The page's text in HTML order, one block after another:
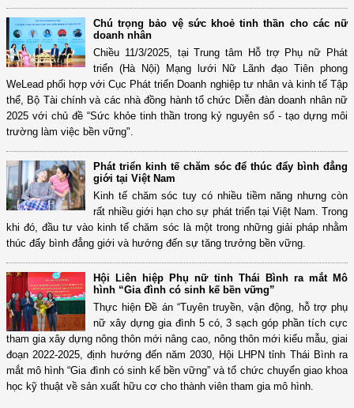
Chú trọng bảo vệ sức khoẻ tinh thần cho các nữ
doanh nhân
Chiều 11/3/2025, tại Trung tâm Hỗ trợ Phụ nữ Phát
triển (Hà Nội) Mạng lưới Nữ Lãnh đạo Tiên phong
WeLead phối hợp với Cục Phát triển Doanh nghiệp tư nhân và kinh tế Tập
thể, Bộ Tài chính và các nhà đồng hành tổ chức Diễn đàn doanh nhân nữ
2025 với chủ đề “Sức khỏe tinh thần trong kỷ nguyên số - tạo dựng môi
trường làm việc bền vững".
Phát triển kinh tế chăm sóc để thúc đẩy bình đẳng
giới tại Việt Nam
Kinh tế chăm sóc tuy có nhiều tiềm năng nhưng còn
rất nhiều giới hạn cho sự phát triển tại Việt Nam. Trong
khi đó, đầu tư vào kinh tế chăm sóc là một trong những giải pháp nhằm
thúc đẩy bình đẳng giới và hướng đến sự tăng trưởng bền vững.
Hội Liên hiệp Phụ nữ tỉnh Thái Bình ra mắt Mô
hình “Gia đình có sinh kế bền vững”
Thực hiện Đề án “Tuyên truyền, vận động, hỗ trợ phụ
nữ xây dựng gia đình 5 có, 3 sạch góp phần tích cực
tham gia xây dựng nông thôn mới nâng cao, nông thôn mới kiểu mẫu, giai
đoạn 2022-2025, định hướng đến năm 2030, Hội LHPN tỉnh Thái Bình ra
mắt mô hình “Gia đình có sinh kế bền vững” và tổ chức chuyển giao khoa
học kỹ thuật về sản xuất hữu cơ cho thành viên tham gia mô hình.